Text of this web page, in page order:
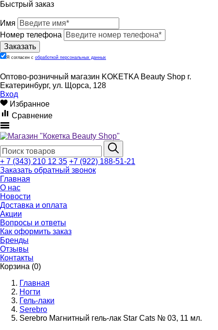
Быстрый заказ
Имя
Номер телефона
Я согласен с обработкой персональных данных
Оптово-розничный магазин KOKETKA Beauty Shop г.
Екатеринбург, ул. Щорса, 128
Вход
Избранное
Сравнение
+ 7 (343) 210 12 35 +7 (922) 188-51-21
Заказать обратный звонок
Главная
О нас
Новости
Доставка и оплата
Акции
Вопросы и ответы
Как оформить заказ
Бренды
Отзывы
Контакты
Корзина (0)
Главная
Ногти
Гель-лаки
Serebro
Serebro Магнитный гель-лак Star Cats № 03, 11 мл.